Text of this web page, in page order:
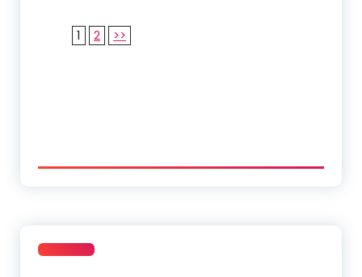
1 2 >>